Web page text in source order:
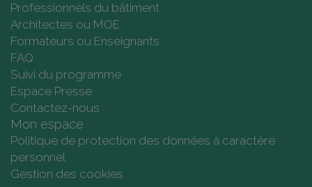
Professionnels du bâtiment
Architectes ou MOE
Formateurs ou Enseignants
FAQ
Suivi du programme
Espace Presse
Contactez-nous
Mon espace
Politique de protection des données à caractère
personnel
Gestion des cookies